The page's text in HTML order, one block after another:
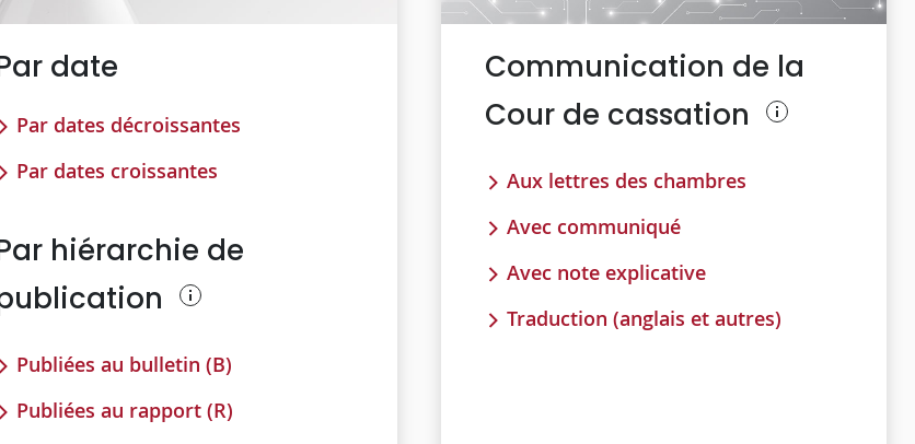
date
Par dates décroissantes
Par dates croissantes
hiérarchie de
Publiées au bulletin (B)
Publiées au rapport (R)
Communication de la
Cour de cassation
Aux lettres des chambres
Avec communiqué
Avec note explicative
Traduction (anglais et autres)